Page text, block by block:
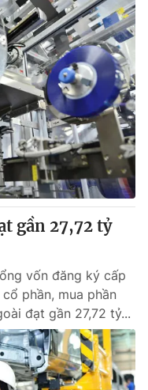
gần 27,72 tỷ
vốn đăng ký cấp
phần, mua phần
đạt gần 27,72 tỷ...